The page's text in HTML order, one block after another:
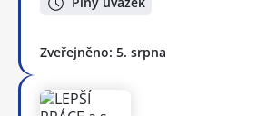
Zveřejněno: 5. srpna